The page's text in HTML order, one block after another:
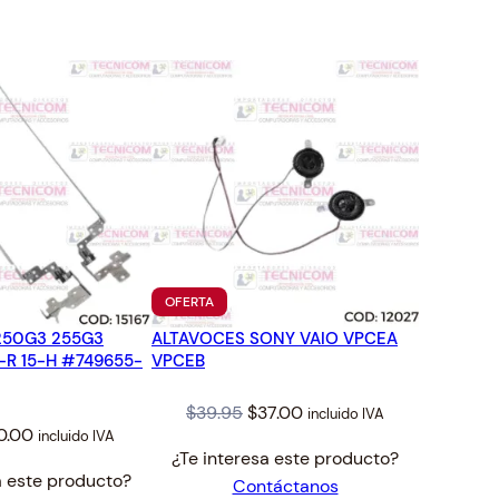
255G3
R 15-H #749655-
Current
is:
incluido IVA
este producto?
OFERTAPRODUCTO
EN
OFERTA
ALTAVOCES SONY VAIO VPCEA
VPCEB
$39.95Original
was:
$37.00Current
is:
incluido IVA
¿Te interesa este producto?
Contáctanos